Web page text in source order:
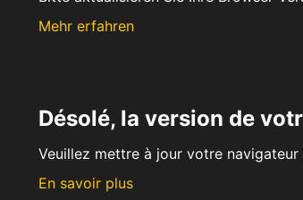
Mehr erfahren
Désolé, la version de
Veuillez mettre à jour votre
En savoir plus